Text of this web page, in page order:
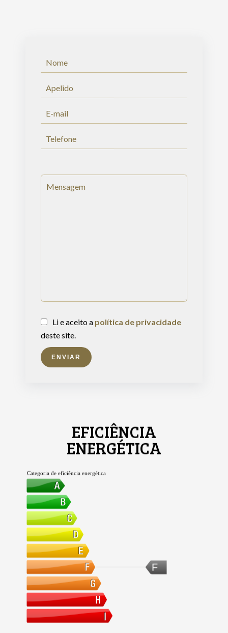
Li e aceito a política de privacidade
deste site.
ENVIAR
EFICIÊNCIA
ENERGÉTICA
F
Categoria de eficiência energética